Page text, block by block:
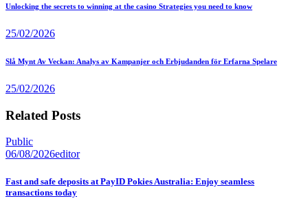
Unlocking the secrets to winning at the casino Strategies you need to know
25/02/2026
Slå Mynt Av Veckan: Analys av Kampanjer och Erbjudanden för Erfarna Spelare
25/02/2026
Related Posts
Public
06/08/2026editor
Fast and safe deposits at PayID Pokies Australia: Enjoy seamless
transactions today